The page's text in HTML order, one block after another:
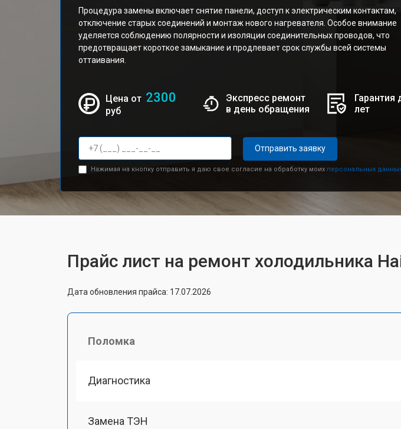
Процедура замены включает снятие панели, доступ к электрическим контактам,
отключение старых соединений и монтаж нового нагревателя. Особое внимание
уделяется соблюдению полярности и изоляции соединительных проводов, что
предотвращает короткое замыкание и продлевает срок службы всей системы
оттаивания.
Цена от 2300
руб
Экспресс ремонт
в день обращения
Гарантия
лет
Отправить заявку
Нажимая на кнопку отправить я даю свое согласие на обработку моих персональных
Прайс лист на ремонт холодильника
Дата обновления прайса: 17.07.2026
Поломка
Диагностика
Замена ТЭН